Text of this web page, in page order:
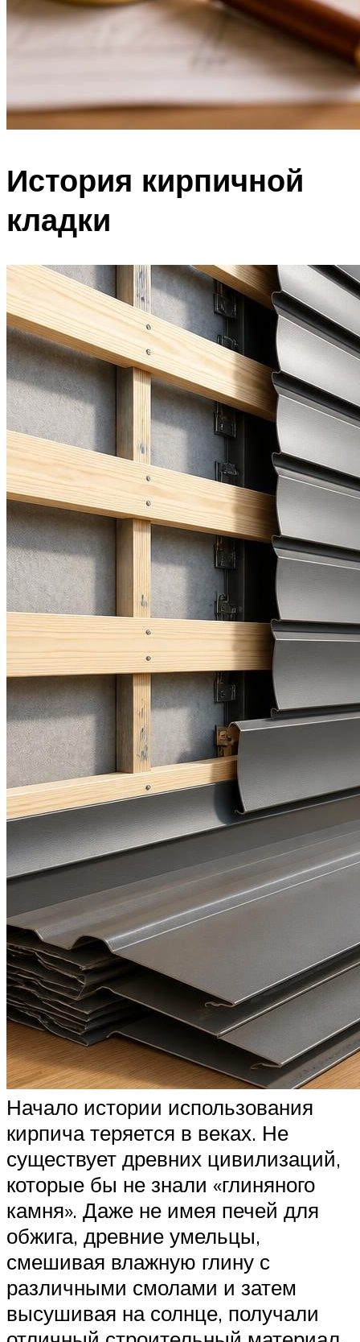
История кирпичной
кладки
Начало истории использования
кирпича теряется в веках. Не
существует древних цивилизаций,
которые бы не знали «глиняного
камня». Даже не имея печей для
обжига, древние умельцы,
смешивая влажную глину с
различными смолами и затем
высушивая на солнце, получали